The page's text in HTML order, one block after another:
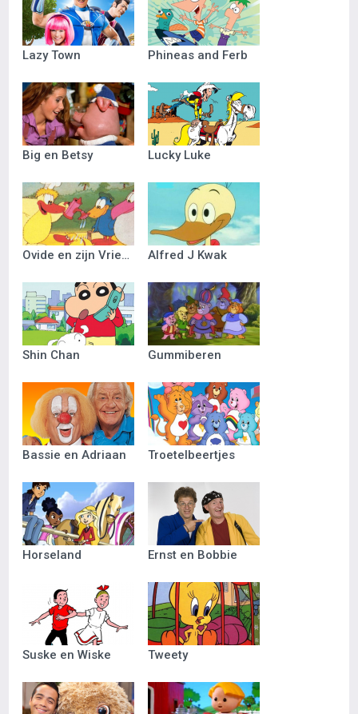
Lazy Town Phineas and Ferb
Big en Betsy Lucky Luke
Ovide en zijn Vriendjes Alfred J Kwak
Shin Chan Gummiberen
Bassie en Adriaan Troetelbeertjes
Horseland Ernst en Bobbie
Suske en Wiske Tweety